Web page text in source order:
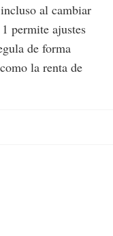
al cambiar
permite ajustes
de forma
la renta de